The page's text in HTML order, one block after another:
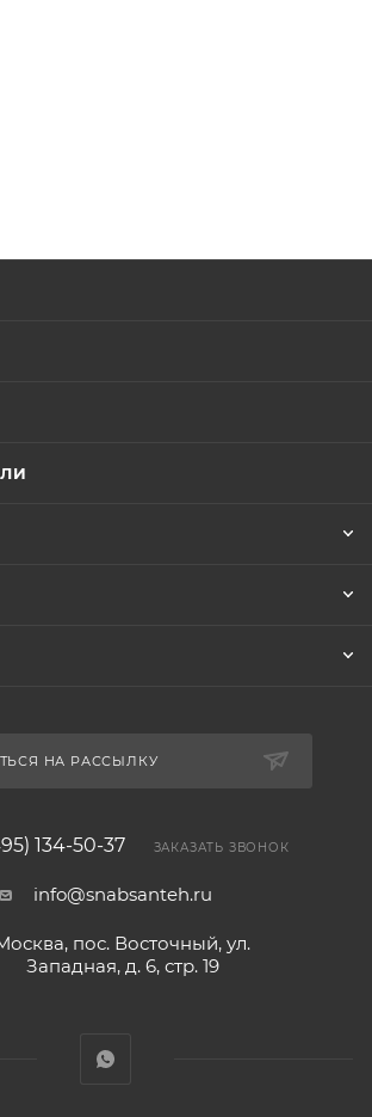
НА РАССЫЛКУ
134-50-37 ЗАКАЗАТЬ ЗВОНОК
info@snabsanteh.ru
пос. Восточный, ул.
Западная, д. 6, стр. 19